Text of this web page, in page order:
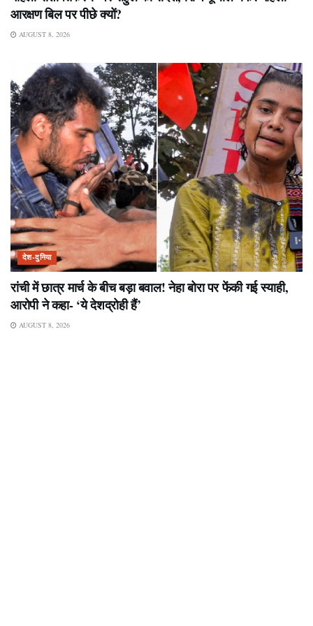
आरक्षण बिल पर पीछे क्यों?
AUGUST 8, 2026
देश-दुनिया
रांची में छात्र मार्च के बीच बड़ा बवाल! नेहा बोरा पर फेंकी गई स्याही,
आरोपी ने कहा- ‘ये देशद्रोही हैं’
AUGUST 8, 2026